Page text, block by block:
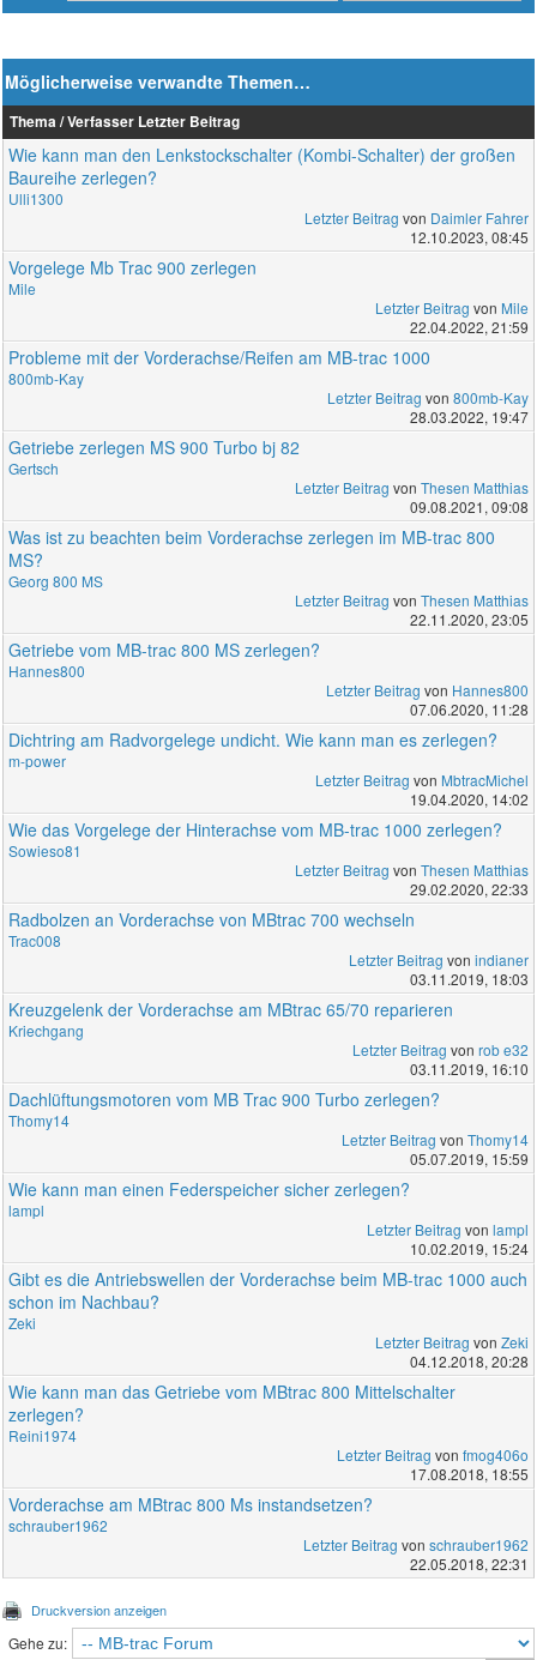
Möglicherweise verwandte Themen…
Thema / Verfasser Letzter Beitrag
Wie kann man den Lenkstockschalter (Kombi-Schalter) der großen
Baureihe zerlegen?
Ulli1300
Letzter Beitrag von Daimler Fahrer
12.10.2023, 08:45
Vorgelege Mb Trac 900 zerlegen
Mile
Letzter Beitrag von Mile
22.04.2022, 21:59
Probleme mit der Vorderachse/Reifen am MB-trac 1000
800mb-Kay
Letzter Beitrag von 800mb-Kay
28.03.2022, 19:47
Getriebe zerlegen MS 900 Turbo bj 82
Gertsch
Letzter Beitrag von Thesen Matthias
09.08.2021, 09:08
Was ist zu beachten beim Vorderachse zerlegen im MB-trac 800
MS?
Georg 800 MS
Letzter Beitrag von Thesen Matthias
22.11.2020, 23:05
Getriebe vom MB-trac 800 MS zerlegen?
Hannes800
Letzter Beitrag von Hannes800
07.06.2020, 11:28
Dichtring am Radvorgelege undicht. Wie kann man es zerlegen?
m-power
Letzter Beitrag von MbtracMichel
19.04.2020, 14:02
Wie das Vorgelege der Hinterachse vom MB-trac 1000 zerlegen?
Sowieso81
Letzter Beitrag von Thesen Matthias
29.02.2020, 22:33
Radbolzen an Vorderachse von MBtrac 700 wechseln
Trac008
Letzter Beitrag von indianer
03.11.2019, 18:03
Kreuzgelenk der Vorderachse am MBtrac 65/70 reparieren
Kriechgang
Letzter Beitrag von rob e32
03.11.2019, 16:10
Dachlüftungsmotoren vom MB Trac 900 Turbo zerlegen?
Thomy14
Letzter Beitrag von Thomy14
05.07.2019, 15:59
Wie kann man einen Federspeicher sicher zerlegen?
lampl
Letzter Beitrag von lampl
10.02.2019, 15:24
Gibt es die Antriebswellen der Vorderachse beim MB-trac 1000 auch
schon im Nachbau?
Zeki
Letzter Beitrag von Zeki
04.12.2018, 20:28
Wie kann man das Getriebe vom MBtrac 800 Mittelschalter
zerlegen?
Reini1974
Letzter Beitrag von fmog406o
17.08.2018, 18:55
Vorderachse am MBtrac 800 Ms instandsetzen?
schrauber1962
Letzter Beitrag von schrauber1962
22.05.2018, 22:31
Druckversion anzeigen
Gehe zu: